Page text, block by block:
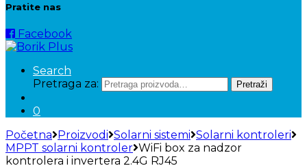
Pratite nas
Facebook
Search
Pretraga za:
Pretraži
0
Početna Proizvodi Solarni sistemi Solarni kontroleri
MPPT solarni kontroler WiFi box za nadzor
kontrolera i invertera 2.4G RJ45